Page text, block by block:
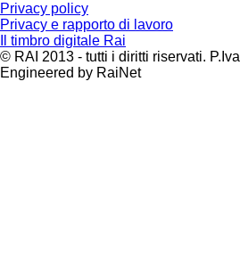
Privacy policy
Privacy e rapporto di lavoro
Il timbro digitale Rai
© RAI 2013 - tutti i diritti riservati.
Engineered by RaiNet